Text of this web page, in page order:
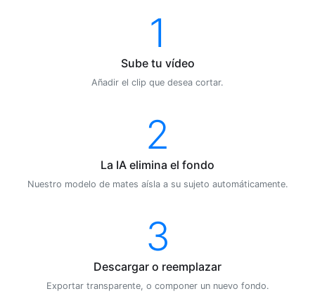
1
Sube tu vídeo
Añadir el clip que desea cortar.
2
La IA elimina el fondo
Nuestro modelo de mates aísla a su sujeto automáticamente.
3
Descargar o reemplazar
Exportar transparente, o componer un nuevo fondo.